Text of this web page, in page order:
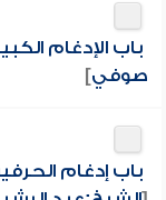
باب الإدغام
صوفي]
باب إدغام